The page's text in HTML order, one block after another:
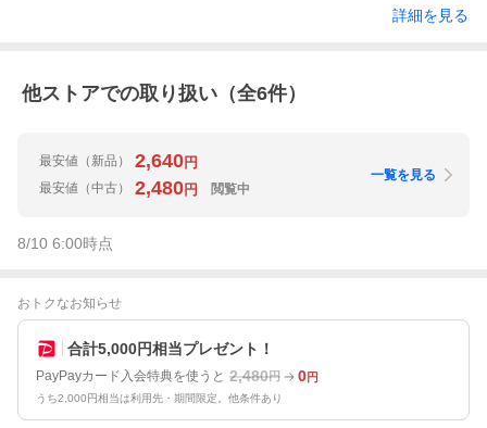
詳細を見る
他ストアでの取り扱い（全6件）
最安値 （新品） 2,640円
最安値 （中古） 2,480円 閲覧中
一覧を見る
8/10 6:00時点
おトクなお知らせ
合計5,000円相当プレゼント！
PayPayカード入会特典を使うと 2,480円 0円
うち2,000円相当は利用先・期間限定。他条件あり